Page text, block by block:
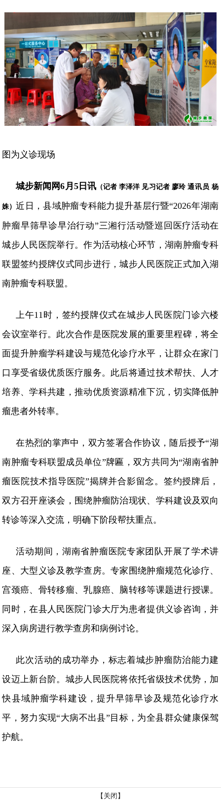
图为义诊现场
城步新闻网6月5日讯 （记者 李泽洋 见习记者 廖玲 通讯员 杨
姝）近日，县域肿瘤专科能力提升基层行暨“2026年湖南
肿瘤早筛早诊早治行动”三湘行活动暨巡回医疗活动在
城步人民医院举行。作为活动核心环节，湖南肿瘤专科
联盟签约授牌仪式同步进行，城步人民医院正式加入湖
南肿瘤专科联盟。
上午11时，签约授牌仪式在城步人民医院门诊六楼
会议室举行。此次合作是医院发展的重要里程碑，将全
面提升肿瘤学科建设与规范化诊疗水平，让群众在家门
口享受省级优质医疗服务。此后将通过技术帮扶、人才
培养、学科共建，推动优质资源精准下沉，切实降低肿
瘤患者外转率。
在热烈的掌声中，双方签署合作协议，随后授予“湖
南肿瘤专科联盟成员单位”牌匾，双方共同为“湖南省肿
瘤医院技术指导医院”揭牌并合影留念。签约授牌后，
双方召开座谈会，围绕肿瘤防治现状、学科建设及双向
转诊等深入交流，明确下阶段帮扶重点。
活动期间，湖南省肿瘤医院专家团队开展了学术讲
座、大型义诊及教学查房。专家围绕肿瘤规范化诊疗、
宫颈癌、骨转移瘤、乳腺癌、脑转移等课题进行授课。
同时，在县人民医院门诊大厅为患者提供义诊咨询，并
深入病房进行教学查房和病例讨论。
此次活动的成功举办，标志着城步肿瘤防治能力建
设迈上新台阶。城步人民医院将依托省级技术优势，加
快县域肿瘤学科建设，提升早筛早诊及规范化诊疗水
平，努力实现“大病不出县”目标，为全县群众健康保驾
护航。
【关闭】